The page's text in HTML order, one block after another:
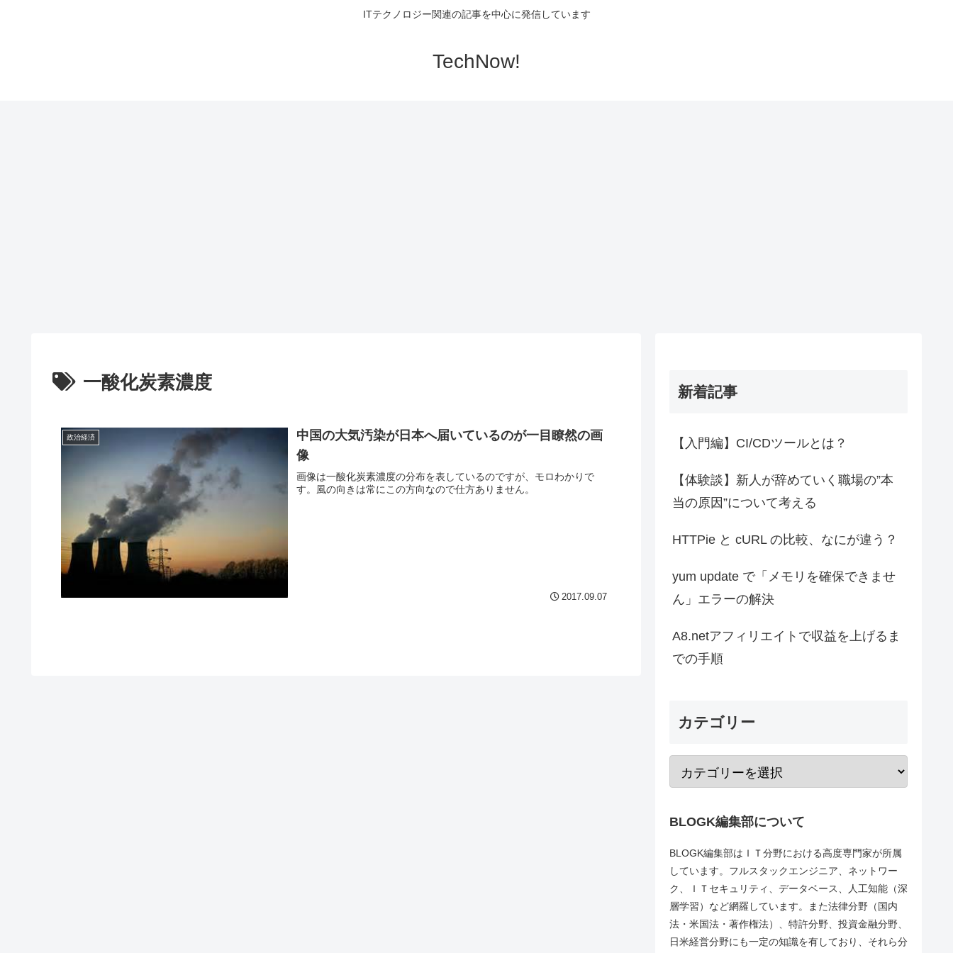
ITテクノロジー関連の記事を中心に発信しています
TechNow!
一酸化炭素濃度
政治経済
中国の大気汚染が日本へ届いているのが一目瞭然の画
像
画像は一酸化炭素濃度の分布を表しているのですが、モロわかりで
す。風の向きは常にこの方向なので仕方ありません。
2017.09.07
新着記事
【入門編】CI/CDツールとは？
【体験談】新人が辞めていく職場の”本
当の原因”について考える
HTTPie と cURL の比較、なにが違う？
yum update で「メモリを確保できませ
ん」エラーの解決
A8.netアフィリエイトで収益を上げるま
での手順
カテゴリー
BLOGK編集部について
BLOGK編集部はＩＴ分野における高度専門家が所属
しています。フルスタックエンジニア、ネットワー
ク、ＩＴセキュリティ、データベース、人工知能（深
層学習）など網羅しています。また法律分野（国内
法・米国法・著作権法）、特許分野、投資金融分野、
日米経営分野にも一定の知識を有しており、それら分